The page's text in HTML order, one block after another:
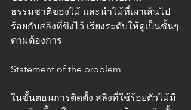
ธรรมชาติของไม้ และนำไม้ที่เผาเส้นไป
ร้อยกับสลิงที่ขึงไว้ เรียงระดับให้ดูเป็นชั้นๆ
ตามต้องการ
Statement of the problem
ในขั้นตอนการติดตั้ง สลิงที่ใช้ร้อยตัวไม้มี